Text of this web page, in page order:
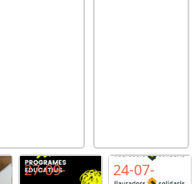
27-09-
24-07-